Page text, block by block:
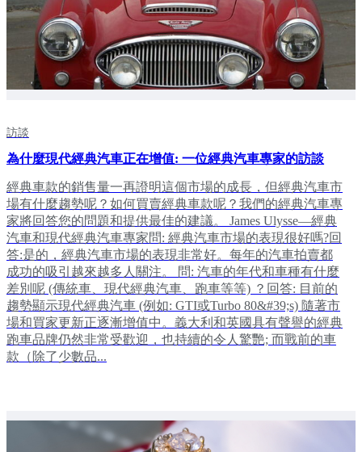
訪談
為什麼現代經典汽車正在增值: 一位經典汽車專家的訪談
經典車款的銷售量一再證明這個市場的成長，但經典汽車市
場有什麼趨勢呢？如何買賣經典車款呢？我們的經典汽車專
家將回答您的問題和提供最佳的建議。 James Ulysse—經典
汽車和現代經典汽車專家問: 經典汽車市場的表現很好嗎?回
答:是的，經典汽車市場的表現非常好。每年的汽車拍賣都
成功的吸引越來越多人關注。 問: 汽車的年代和車種有什麼
差別呢 (傳統車、現代經典汽車、跑車等等) ？回答: 目前的
趨勢顯示現代經典汽車 (例如: GTI或Turbo 80&#39;s) 隨著市
場和買家更新正逐漸增值中。義大利和英國具有聲譽的經典
跑車品牌仍然非常受歡迎，也持續的令人驚艷; 而戰前的車
款（除了少數品...